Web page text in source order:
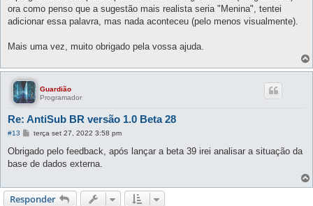
ora como penso que a sugestão mais realista seria "Menina", tentei
adicionar essa palavra, mas nada aconteceu (pelo menos visualmente).
Mais uma vez, muito obrigado pela vossa ajuda.
Guardião
Programador
Re: AntiSub BR versão 1.0 Beta 28
#13
M
n
a
m
terça set 27, 2022 3:58 pm
Obrigado pelo feedback, após lançar a beta 39 irei analisar a situação da
base de dados externa.
Responder